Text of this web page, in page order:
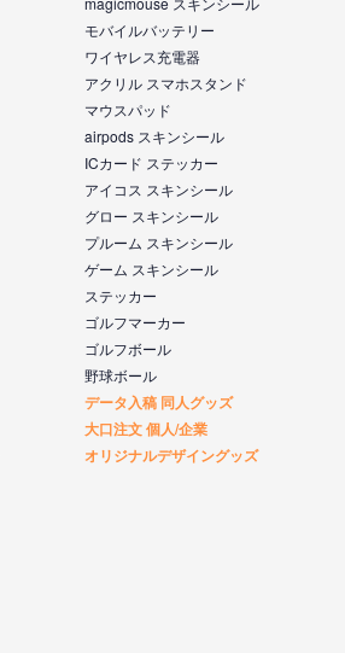
モバイルバッテリー
ワイヤレス充電器
アクリル スマホスタンド
マウスパッド
airpods スキンシール
ICカード ステッカー
アイコス スキンシール
グロー スキンシール
プルーム スキンシール
ゲーム スキンシール
ステッカー
ゴルフマーカー
ゴルフボール
野球ボール
データ入稿 同人グッズ
大口注文 個人/企業
オリジナルデザイングッズ